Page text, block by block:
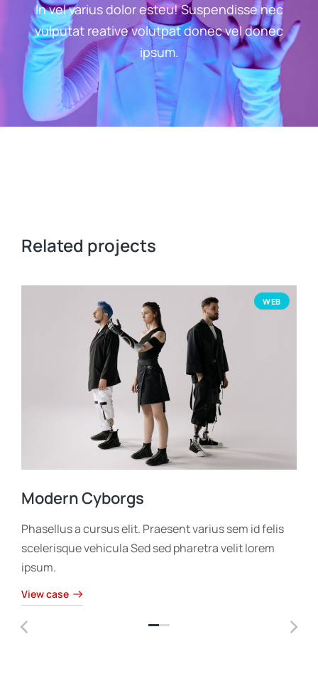
In vel varius dolor esteu! Suspendisse nec
vulputat reative volutpat donec vel donec
ipsum.
Related projects
WEB
Modern Cyborgs
Phasellus a cursus elit. Praesent varius sem id felis
scelerisque vehicula Sed sed pharetra velit lorem
ipsum.
View case